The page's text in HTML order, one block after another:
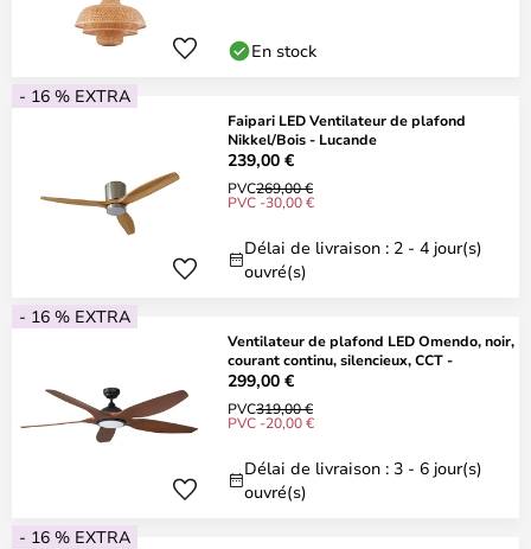
En stock
- 16 % EXTRA
Faipari LED Ventilateur de plafond
Nikkel/Bois - Lucande
239,00 €
PVC269,00 €
PVC -30,00 €
Délai de livraison : 2 - 4 jour(s)
ouvré(s)
- 16 % EXTRA
Ventilateur de plafond LED Omendo, noir,
courant continu, silencieux, CCT -
299,00 €
PVC319,00 €
PVC -20,00 €
Délai de livraison : 3 - 6 jour(s)
ouvré(s)
- 16 % EXTRA